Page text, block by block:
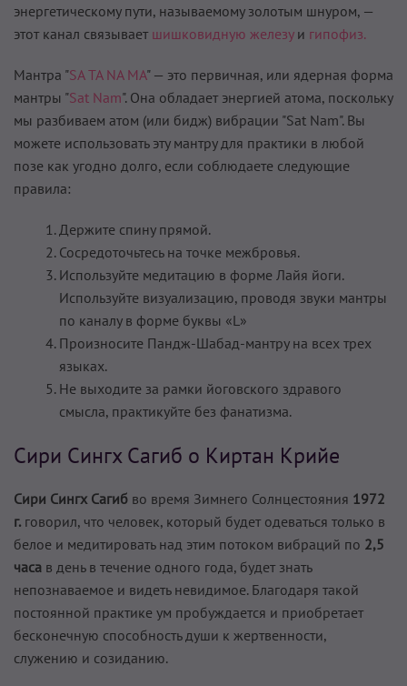
энергетическому пути, называемому золотым шнуром, —
этот канал связывает шишковидную железуи гипофиз.
Мантра "SA ТА NA МА" — это первичная, или ядерная форма
мантры "Sat Nam". Она обладает энергией атома, поскольку
мы разбиваем атом (или бидж) вибрации "Sat Nam". Вы
можете использовать эту мантру для практики в любой
позе как угодно долго, если соблюдаете следующие
правила:
Держите спину прямой.
Сосредоточьтесь на точке межбровья.
Используйте медитацию в форме Лайя йоги.
Используйте визуализацию, проводя звуки мантры
по каналу в форме буквы «L»
Произносите Пандж-Шабад-мантру на всех трех
языках.
Не выходите за рамки йоговского здравого
смысла, практикуйте без фанатизма.
Сири Сингх Сагиб о Киртан Крийе
Сири Сингх Сагиб во время Зимнего Солнцестояния 1972
г. говорил, что человек, который будет одеваться только в
белое и медитировать над этим потоком вибраций по 2,5
часа в день в течение одного года, будет знать
непознаваемое и видеть невидимое. Благодаря такой
постоянной практике ум пробуждается и приобретает
бесконечную способность души к жертвенности,
служению и созиданию.